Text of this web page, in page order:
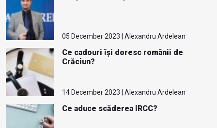
05 December 2023 | Alexandru Ardelean
Ce cadouri își doresc românii de
Crăciun?
14 December 2023 | Alexandru Ardelean
Ce aduce scăderea IRCC?